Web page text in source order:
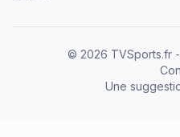
© 2026 TVSports.fr
Une